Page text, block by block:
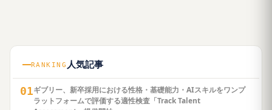
RANKING 人気記事
01ギブリー、新卒採用における性格・基礎能力・AIスキルをワンプ
ラットフォームで評価する適性検査「Track Talent